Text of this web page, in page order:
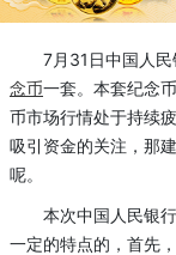
7月31日中国人民
念币一套。本套纪念
币市场行情处于持续
吸引资金的关注，那
呢。
本次中国人民银行
一定的特点的，首先